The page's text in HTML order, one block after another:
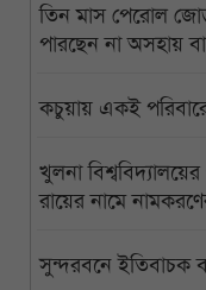
তিন মাস পেরোল
পারছেন না অসহায়
কচুয়ায় একই
খুলনা
রায়ের নামে
সুন্দরবনে ইতিবাচক